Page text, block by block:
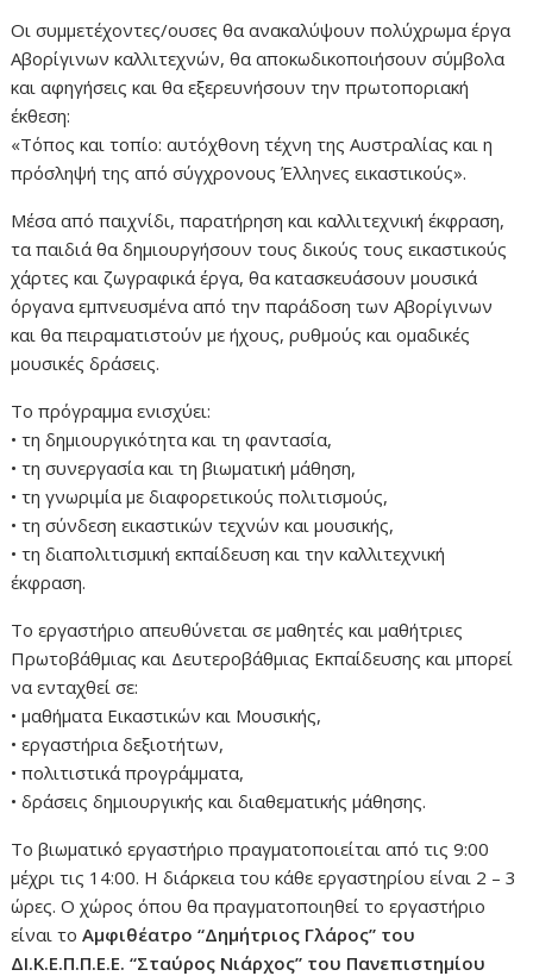
Οι συμμετέχοντες/ουσες θα ανακαλύψουν πολύχρωμα έργα
Αβορίγινων καλλιτεχνών, θα αποκωδικοποιήσουν σύμβολα
και αφηγήσεις και θα εξερευνήσουν την πρωτοποριακή
έκθεση:
«Τόπος και τοπίο: αυτόχθονη τέχνη της Αυστραλίας και η
πρόσληψή της από σύγχρονους Έλληνες εικαστικούς».
Μέσα από παιχνίδι, παρατήρηση και καλλιτεχνική έκφραση,
τα παιδιά θα δημιουργήσουν τους δικούς τους εικαστικούς
χάρτες και ζωγραφικά έργα, θα κατασκευάσουν μουσικά
όργανα εμπνευσμένα από την παράδοση των Αβορίγινων
και θα πειραματιστούν με ήχους, ρυθμούς και ομαδικές
μουσικές δράσεις.
Το πρόγραμμα ενισχύει:
• τη δημιουργικότητα και τη φαντασία,
• τη συνεργασία και τη βιωματική μάθηση,
• τη γνωριμία με διαφορετικούς πολιτισμούς,
• τη σύνδεση εικαστικών τεχνών και μουσικής,
• τη διαπολιτισμική εκπαίδευση και την καλλιτεχνική
έκφραση.
Το εργαστήριο απευθύνεται σε μαθητές και μαθήτριες
Πρωτοβάθμιας και Δευτεροβάθμιας Εκπαίδευσης και μπορεί
να ενταχθεί σε:
• μαθήματα Εικαστικών και Μουσικής,
• εργαστήρια δεξιοτήτων,
• πολιτιστικά προγράμματα,
• δράσεις δημιουργικής και διαθεματικής μάθησης.
Το βιωματικό εργαστήριο πραγματοποιείται από τις 9:00
μέχρι τις 14:00. Η διάρκεια του κάθε εργαστηρίου είναι 2 – 3
ώρες. Ο χώρος όπου θα πραγματοποιηθεί το εργαστήριο
είναι τοΑμφιθέατρο “Δημήτριος Γλάρος” του
ΔΙ.Κ.Ε.Π.Π.Ε.Ε. “Σταύρος Νιάρχος” του Πανεπιστημίου